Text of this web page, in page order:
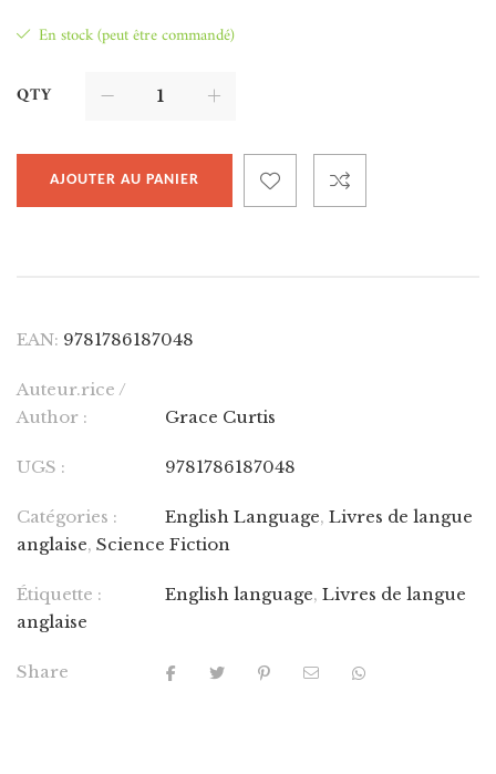
En stock (peut être commandé)
QTY
AJOUTER AU PANIER
EAN: 9781786187048
Auteur.rice /
Author :
Grace Curtis
UGS : 9781786187048
Catégories : English Language, Livres de langue
anglaise, Science Fiction
Étiquette : English language, Livres de langue
anglaise
Share